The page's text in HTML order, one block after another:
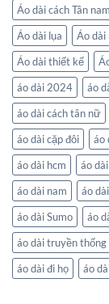
Áo dài cách Tân nam
Áo dài lụa
Áo dài
Áo dài thiết kế
áo dài 2024
áo
áo dài cách tân nữ
áo dài cặp đôi
áo
áo dài hcm
áo
áo dài nam
áo
áo dài Sumo
áo
áo dài truyền
áo dài đi họ
áo